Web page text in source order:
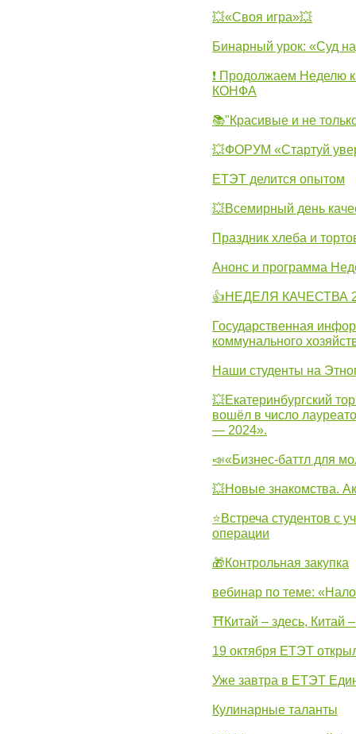
💥«Своя игра»💥
Бинарный урок: «Суд
❗ Продолжаем Неделю
КОНФА
📚"Красивые и не
💥ФОРУМ «Стартуй
ЕТЭТ делится опытом
💥Всемирный день
Праздник хлеба и
Анонс и программа
👍НЕДЕЛЯ КАЧЕСТВА
Государственная
коммунального
Наши студенты на
💥Екатеринбургский
вошёл в число
— 2024».
📣«Бизнес-баттл для
💥Новые знакомства.
⭐Встреча студентов с
операции
🎁Контрольная закупка
вебинар по теме:
⛩Китай – здесь, Китай
19 октября ЕТЭТ
Уже завтра в ЕТЭТ
Кулинарные таланты